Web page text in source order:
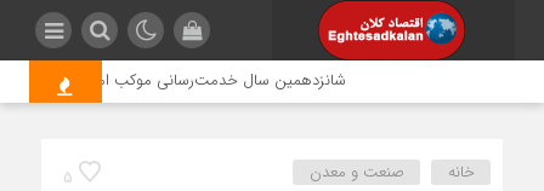
شانزدهمین سال خدمت‌رسانی موکب امام رضا (ع)
5 خانه صنعت و معدن